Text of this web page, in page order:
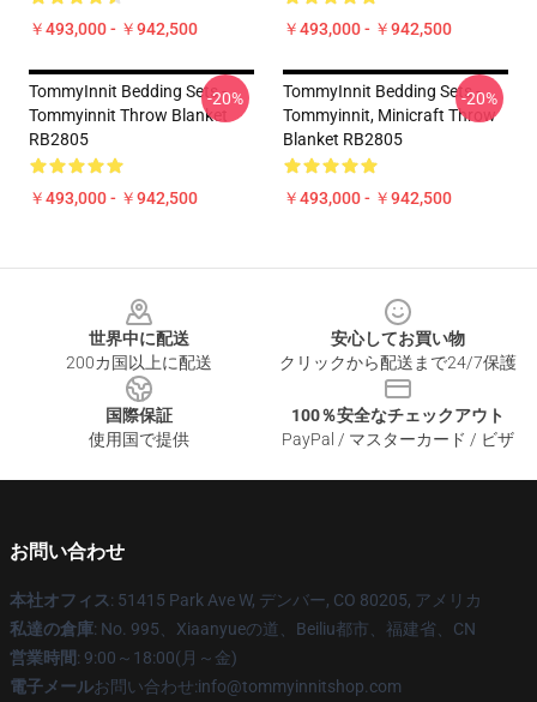
￥493,000 - ￥942,500 ￥493,000 - ￥942,500
TommyInnit Bedding Sets -
Tommyinnit Throw Blanket
RB2805
￥493,000 - ￥942,500
-20%
TommyInnit Bedding Sets -
Tommyinnit, Minicraft Throw
Blanket RB2805
￥493,000 - ￥942,500
-20%
世界中に配送
200カ国以上に配送
安心してお買い物
クリックから配送まで24/7保護
国際保証
使用国で提供
100％安全なチェックアウト
PayPal / マスターカード / ビザ
お問い合わせ
本社オフィス: 51415 Park Ave W, デンバー, CO 80205, アメリカ
私達の倉庫: No. 995、Xiaanyueの道、Beiliu都市、福建省、CN
営業時間: 9:00～18:00(月～金)
電子メールお問い合わせ:info@tommyinnitshop.com